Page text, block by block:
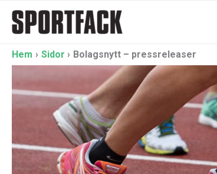
innehåll
Hem Sidor Bolagsnytt – pressreleaser